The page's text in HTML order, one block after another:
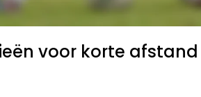
voor korte